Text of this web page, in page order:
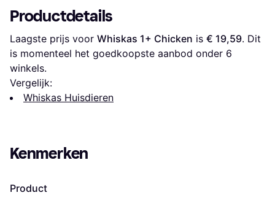
Productdetails
Laagste prijs voor Whiskas 1+ Chicken is € 19,59. Dit
is momenteel het goedkoopste aanbod onder 6
winkels.
Vergelijk:
Whiskas Huisdieren
Kenmerken
Product